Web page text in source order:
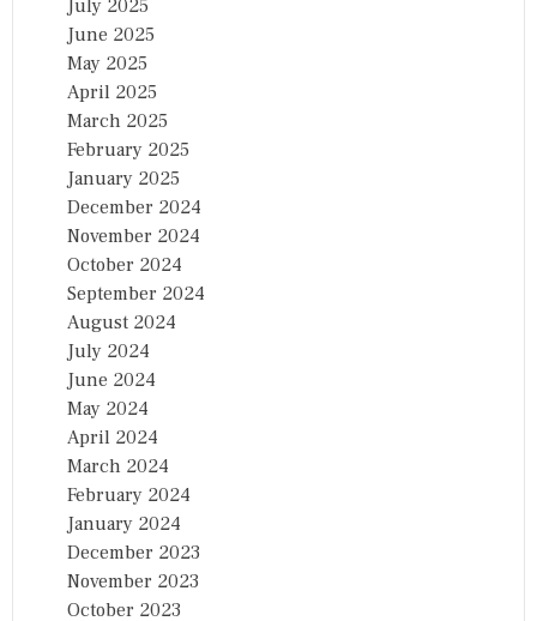
July 2025
June 2025
May 2025
April 2025
March 2025
February 2025
January 2025
December 2024
November 2024
October 2024
September 2024
August 2024
July 2024
June 2024
May 2024
April 2024
March 2024
February 2024
January 2024
December 2023
November 2023
October 2023